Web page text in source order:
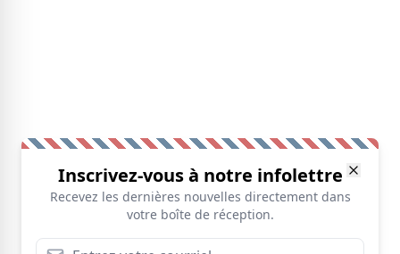
Inscrivez-vous à notre infolettre
Recevez les dernières nouvelles directement dans
votre boîte de réception.